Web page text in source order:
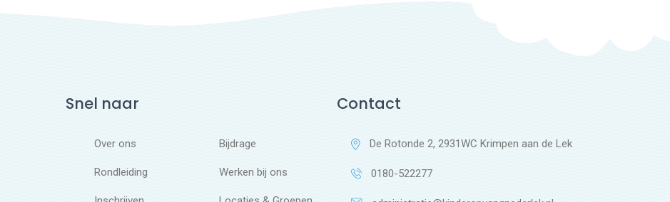
Snel naar
Over ons Bijdrage
Rondleiding Werken bij ons
Contact
De Rotonde 2, 2931WC Krimpen aan de Lek
0180-522277